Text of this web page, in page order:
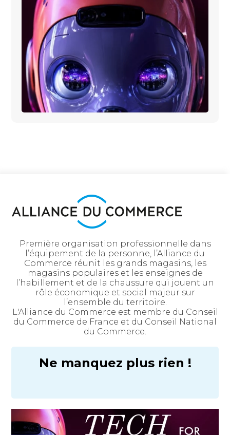
Première organisation professionnelle dans
l’équipement de la personne, l’Alliance du
Commerce réunit les grands magasins, les
magasins populaires et les enseignes de
l’habillement et de la chaussure qui jouent un
rôle économique et social majeur sur
l’ensemble du territoire.
L'Alliance du Commerce est membre du Conseil
du Commerce de France et du Conseil National
du Commerce.
Ne manquez plus rien !